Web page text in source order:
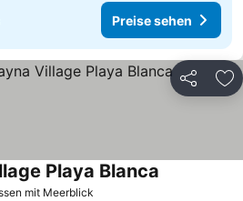
Preise sehen
Teilen
mit Meerblick
Playa Blanca